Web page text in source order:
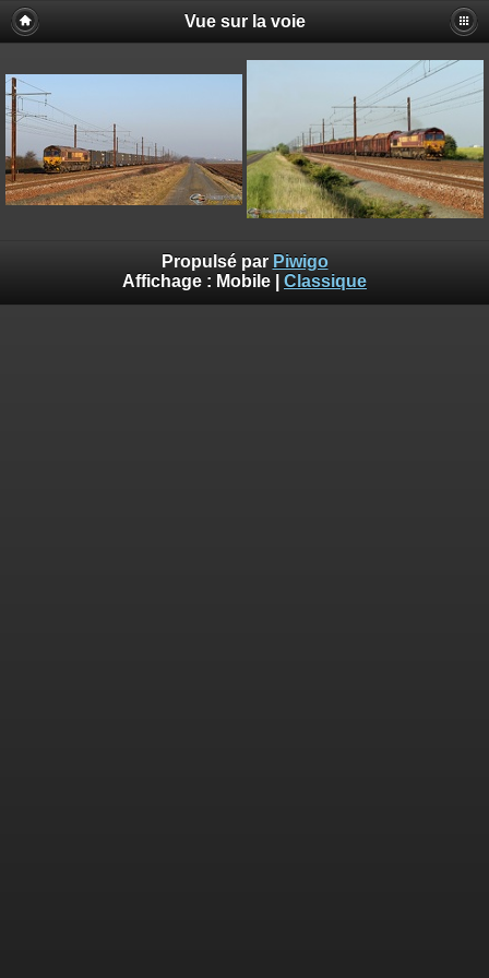
Vue sur la voie
Propulsé par Piwigo
Affichage : Mobile Classique